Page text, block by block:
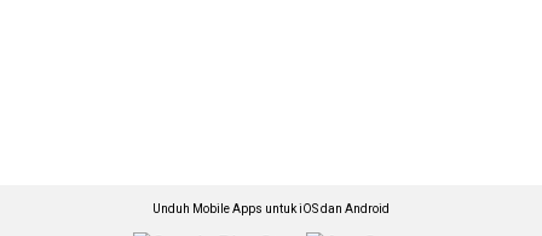
Unduh Mobile Apps untuk iOS dan Android